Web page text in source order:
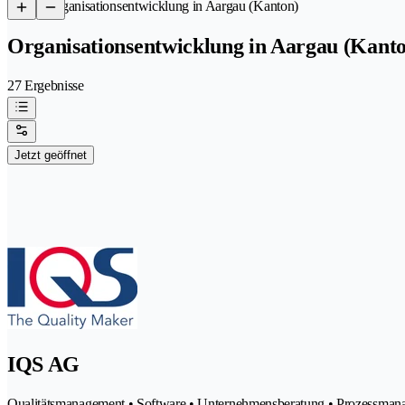
/Organisationsentwicklung in Aargau (Kanton)
Organisationsentwicklung in Aargau
27 Ergebnisse
Jetzt geöffnet
IQS AG